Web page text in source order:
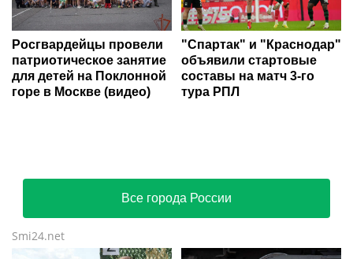
Росгвардейцы провели
патриотическое занятие
для детей на Поклонной
горе в Москве (видео)
"Спартак" и "Краснодар"
объявили стартовые
составы на матч 3-го
тура РПЛ
Все города России
Smi24.net